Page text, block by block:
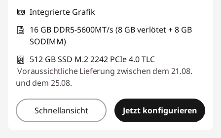
Integrierte Grafik
16 GB DDR5-5600MT/s (8 GB verlötet + 8 GB
SODIMM)
512 GB SSD M.2 2242 PCIe 4.0 TLC
Voraussichtliche Lieferung zwischen dem 21.08.
und dem 25.08.
Schnellansicht Jetzt konfigurieren